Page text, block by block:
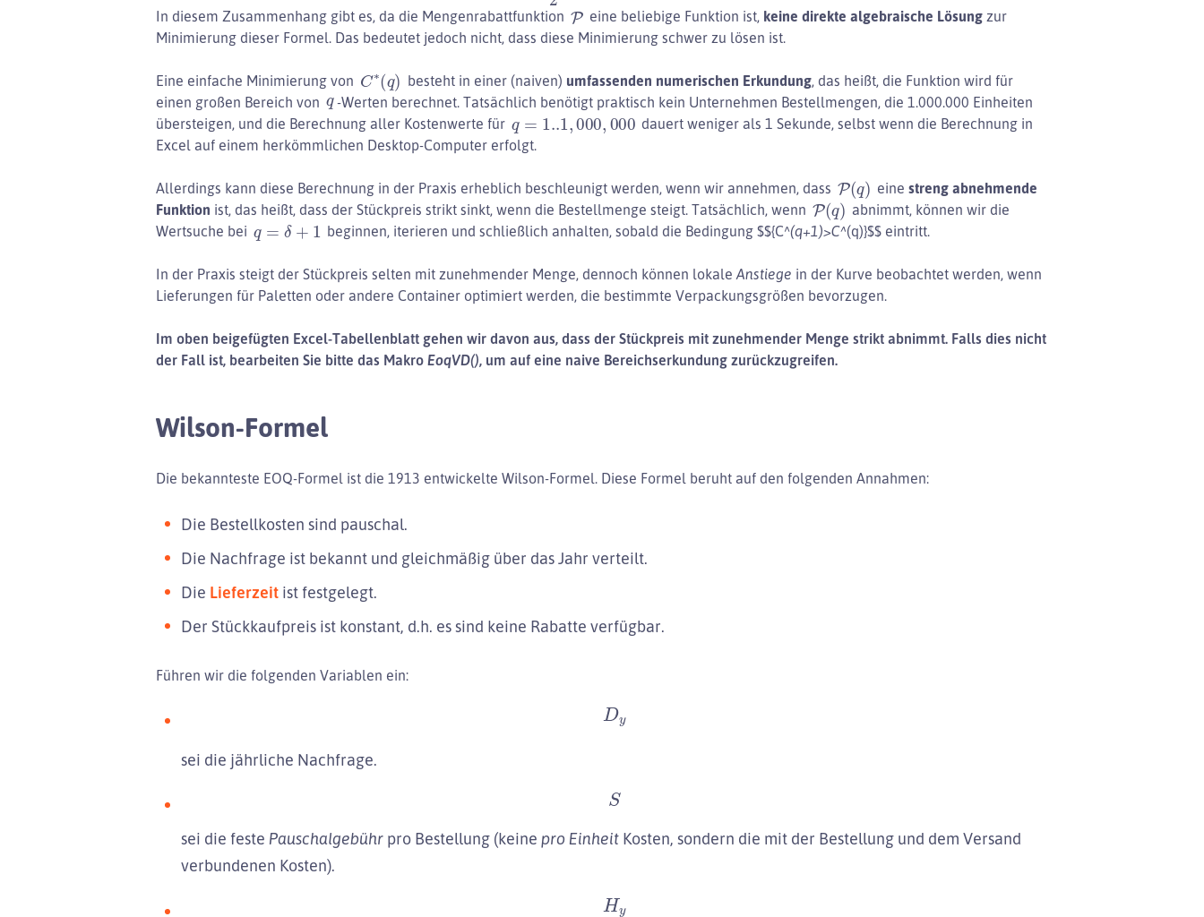
In diesem Zusammenhang gibt es, da die Mengenrabattfunktion P eine beliebige Funktion ist, keine direkte algebraische Lösungzur
Minimierung dieser Formel. Das bedeutet jedoch nicht, dass diese Minimierung schwer zu lösen ist.
Eine einfache Minimierung von C∗(q besteht in einer (naiven) umfassenden numerischen Erkundung, das heißt, die Funktion wird für
einen großen Bereich von q-Werten berechnet. Tatsächlich benötigt praktisch kein Unternehmen Bestellmengen, die 1.000.000 Einheiten
übersteigen, und die Berechnung aller Kostenwerte für
q= 1. .1 000,000
dauert weniger als 1 Sekunde, selbst wenn die Berechnung in
Excel auf einem herkömmlichen Desktop-Computer erfolgt.
Allerdings kann diese Berechnung in der Praxis erheblich beschleunigt werden, wenn wir annehmen, dass P(q) einestreng abnehmende
Funktion ist, das heißt, dass der Stückpreis strikt sinkt, wenn die Bestellmenge steigt. Tatsächlich, wenn P(q) abnimmt, können wir die
Wertsuche bei
q= δ +1 beginnen, iterieren und schließlich anhalten, sobald die Bedingung $${C^(q+1)>C^(q)}$$ eintritt.
In der Praxis steigt der Stückpreis selten mit zunehmender Menge, dennoch können lokaleAnstiege in der Kurve beobachtet werden, wenn
Lieferungen für Paletten oder andere Container optimiert werden, die bestimmte Verpackungsgrößen bevorzugen.
Im oben beigefügten Excel-Tabellenblatt gehen wir davon aus, dass der Stückpreis mit zunehmender Menge strikt abnimmt. Falls dies nicht
der Fall ist, bearbeiten Sie bitte das Makro EoqVD(), um auf eine naive Bereichserkundung zurückzugreifen.
Wilson-Formel
Die bekannteste EOQ-Formel ist die 1913 entwickelte Wilson-Formel. Diese Formel beruht auf den folgenden Annahmen:
Die Bestellkosten sind pauschal.
Die Nachfrage ist bekannt und gleichmäßig über das Jahr verteilt.
Die Lieferzeit ist festgelegt.
Der Stückkaufpreis ist konstant, d.h. es sind keine Rabatte verfügbar.
Führen wir die folgenden Variablen ein:
Dy
sei die jährliche Nachfrage.
S
sei die feste Pauschalgebühr pro Bestellung (keine pro Einheit Kosten, sondern die mit der Bestellung und dem Versand
verbundenen Kosten).
Hy